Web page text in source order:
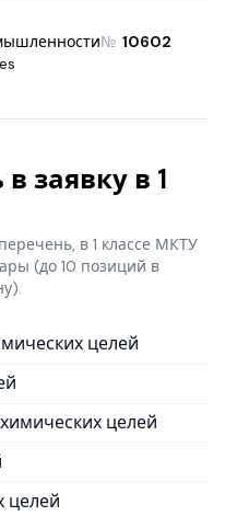
№ 10602
заявку в 1
в 1 классе МКТУ
(до 10 позиций в
целей
целей
целей